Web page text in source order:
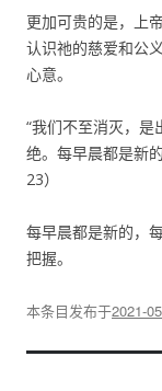
更加可贵的是，上
认识祂的慈爱和公
心意。
“我们不至消灭，
绝。每早晨都是新
23）
每早晨都是新的，
把握。
本条目发布于2021-